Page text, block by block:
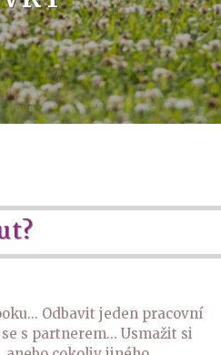
Odbavit jeden pracovní
s partnerem... Usmažit si